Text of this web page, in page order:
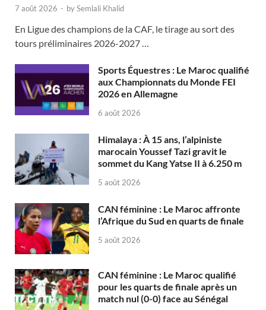
7 août 2026 - bySemlali Khalid
En Ligue des champions de la CAF, le tirage au sort des
tours préliminaires 2026-2027 …
Sports Équestres : Le Maroc qualifié
aux Championnats du Monde FEI
2026 en Allemagne
6 août 2026
Himalaya : À 15 ans, l’alpiniste
marocain Youssef Tazi gravit le
sommet du Kang Yatse II à 6.250 m
5 août 2026
CAN féminine : Le Maroc affronte
l’Afrique du Sud en quarts de finale
5 août 2026
CAN féminine : Le Maroc qualifié
pour les quarts de finale après un
match nul (0-0) face au Sénégal